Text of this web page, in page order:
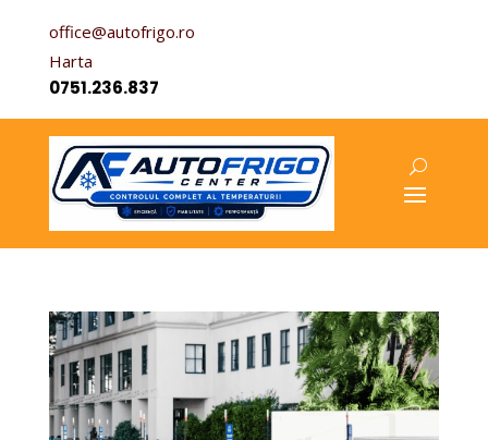
office@autofrigo.ro
Harta
0751.236.837